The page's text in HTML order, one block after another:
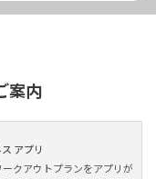
案内
アプリ
クアウトプランをアプリが